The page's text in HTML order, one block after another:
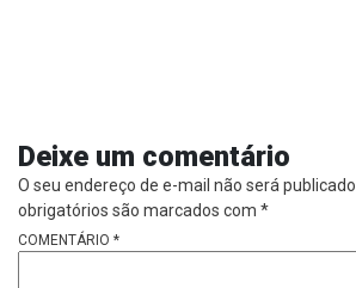
Deixe um comentário
O seu endereço de e-mail não será publicado.
obrigatórios são marcados com *
COMENTÁRIO *